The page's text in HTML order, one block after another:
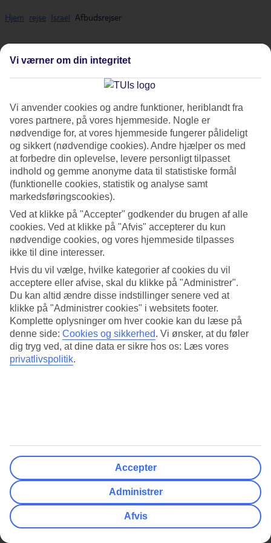
Hjem rejse Israel Afbudsrejser
Afbudsrejser - Israel
har samlet alle rejserne her, så du kan få et overblik over de
afbudsrejser, der er aktuelle for Israel. På nogle af vores
afbudsrejser indgårAll Inclusivei prisen, men det kan ofte tilkøbes
til mange af hotellerne, hvis du ønsker det.
Billige afbudsrejser
I vores liste over afbudsrejser kan du søge på afrejselufthavn, dato,
rejsemål og rejselængde for at tilpasse turen til dine ønsker. Da det
handler om afbudsrejser, opdaterer vi både tilbud og priser
regelmæssigt, så sørg for at holde øje med priserne, så du kan
booke en billig rejse til Israel.
Vis mere
FILTER
Rejsende
Klassificering & Kundevurdering
Rejsemål
Pris
DEN VISTE PRIS ER FOR 2 PERSONER
Vi værner om din integritet
Vi anvender cookies og andre funktioner, heriblandt fra
vores partnere, på vores hjemmeside. Nogle er
nødvendige for, at vores hjemmeside fungerer pålideligt
og sikkert (nødvendige cookies). Andre hjælper os med
at forbedre din oplevelse, levere personligt tilpasset
indhold og gemme anonyme data til statistiske formål
(funktionelle cookies, statistik og analyse samt
markedsføringscookies).
Ved at klikke på "Accepter" godkender du brugen af alle
cookies. Ved at klikke på "Afvis" accepterer du kun
nødvendige cookies, og vores hjemmeside tilpasses
ikke til dine interesser.
Hvis du vil vælge, hvilke kategorier af cookies du vil
acceptere eller afvise, skal du klikke på "Administrer".
Du kan altid ændre disse indstillinger senere ved at
klikke på "Administrer cookies" i websitets footer.
Komplette oplysninger om hver cookie kan du læse på
denne side: Cookies og sikkerhed. Vi ønsker, at du føler
dig tryg ved, at dine data er sikre hos os: Læs vores
privatlivspolitik.
Accepter
Administrer
Afvis